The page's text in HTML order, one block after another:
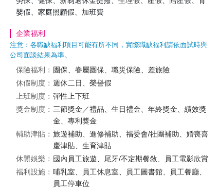
嬰假、家庭照顧假、加班費
企業福利
注意：各職缺福利項目可能有所不同，實際職缺福利請依面試時與
公司面談結果為準。
保險福利： 團保、眷屬團保、職災保險、差旅險
休假制度： 週休二日、榮譽假
上班制度： 彈性上下班
獎金制度： 三節獎金／禮品、生日禮金、年終獎金、績效獎
金、專利獎金
輔助津貼： 旅遊補助、進修補助、福委會/社團補助、婚喪喜
慶津貼、生育津貼
休閒娛樂： 國內員工旅遊、尾牙/不定期餐敘、員工電影欣賞
福利設施： 哺乳室、員工休息室、員工圖書館、員工餐廳、
員工停車位